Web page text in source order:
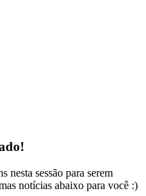
nesta sessão para serem
notícias abaixo para você :)